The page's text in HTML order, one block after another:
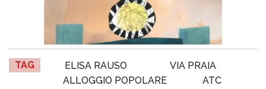
TAG ELISA RAUSO
VIA PRAIA
ALLOGGIO POPOLARE
ATC